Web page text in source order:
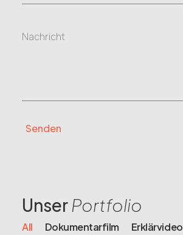
Nachricht
Senden
Unser Portfolio
All Dokumentarfilm Erklärvideo